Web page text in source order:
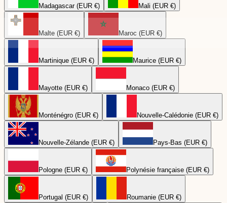
Madagascar (EUR €) Mali (EUR €)
Malte (EUR €) Maroc (EUR €)
Martinique (EUR €) Maurice (EUR €)
Mayotte (EUR €) Monaco (EUR €)
Monténégro (EUR €) Nouvelle-Calédonie (EUR €)
Nouvelle-Zélande (EUR €) Pays-Bas (EUR €)
Pologne (EUR €) Polynésie française (EUR €)
Portugal (EUR €) Roumanie (EUR €)